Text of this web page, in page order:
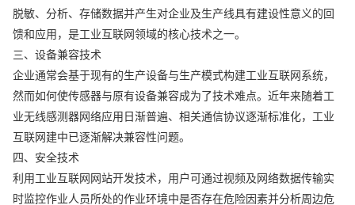
脱敏、分析、存储数据并产生对企业及生产线具有建设性意义的回
馈和应用，是工业互联网领域的核心技术之一。
三、设备兼容技术
企业通常会基于现有的生产设备与生产模式构建工业互联网系统，
然而如何使传感器与原有设备兼容成为了技术难点。近年来随着工
业无线感测器网络应用日渐普遍、相关通信协议逐渐标准化，工业
互联网建中已逐渐解决兼容性问题。
四、安全技术
利用工业互联网网站开发技术，用户可通过视频及网络数据传输实
时监控作业人员所处的作业环境中是否存在危险因素并分析周边危